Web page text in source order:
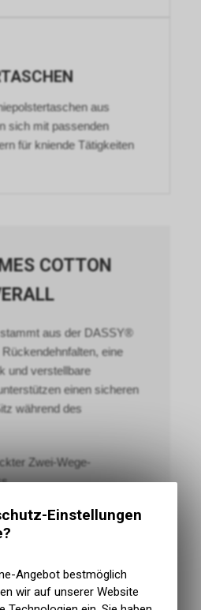
aus
sich mit passenden
für kniende Tätigkeiten
COTTON
aus der DASSY®
eine
und verstellbare
einen sicheren
während des
Zwei-Wege-
Druckknöpfe
Klettband verstellbar
und zwei
Einstellungen
Angebot bestmöglich
wir auf unserer Website